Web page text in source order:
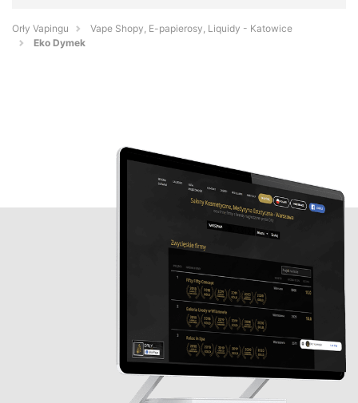
Orły Vapingu
Vape Shopy, E-papierosy, Liquidy - Katowice
Eko Dymek